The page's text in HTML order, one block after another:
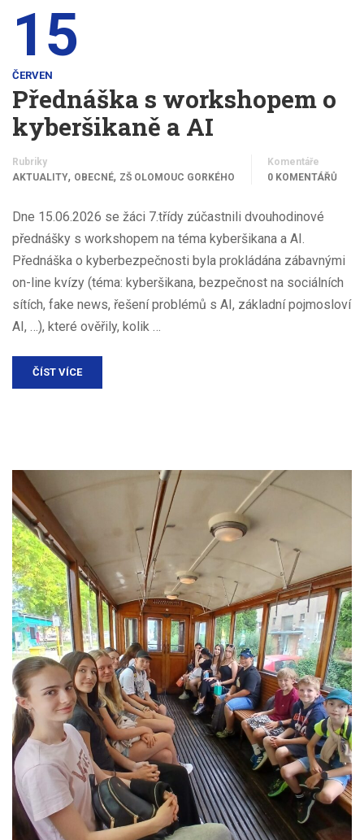
15
ČERVEN
Přednáška s workshopem o
kyberšikaně a AI
Rubriky
AKTUALITY, OBECNÉ, ZŠ OLOMOUC GORKÉHO
Komentáře
0 KOMENTÁŘŮ
Dne 15.06.2026 se žáci 7.třídy zúčastnili dvouhodinové
přednášky s workshopem na téma kyberšikana a AI.
Přednáška o kyberbezpečnosti byla prokládána zábavnými
on-line kvízy (téma: kyberšikana, bezpečnost na sociálních
sítích, fake news, řešení problémů s AI, základní pojmosloví
AI, …), které ověřily, kolik …
ČÍST VÍCE